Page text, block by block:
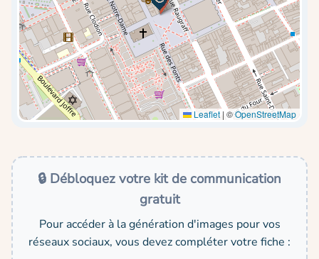
Leaflet | ©OpenStreetMap
🔒 Débloquez votre kit de communication
gratuit
Pour accéder à la génération d'images pour vos
réseaux sociaux, vous devez compléter votre fiche :